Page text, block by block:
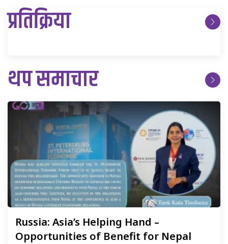
प्रतिक्रिया
थप समाचार
Russia: Asia’s Helping Hand –
Opportunities of Benefit for Nepal